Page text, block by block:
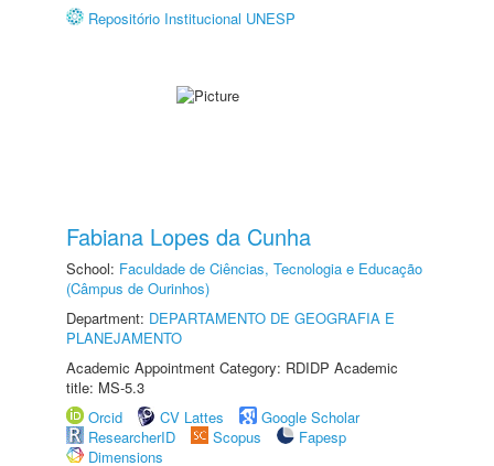
Repositório Institucional UNESP
Fabiana Lopes da Cunha
School: Faculdade de Ciências, Tecnologia e Educação
(Câmpus de Ourinhos)
Department: DEPARTAMENTO DE GEOGRAFIA E
PLANEJAMENTO
Academic Appointment Category: RDIDP Academic
title: MS-5.3
Orcid
CV Lattes
Google Scholar
ResearcherID
Scopus
Fapesp
Dimensions